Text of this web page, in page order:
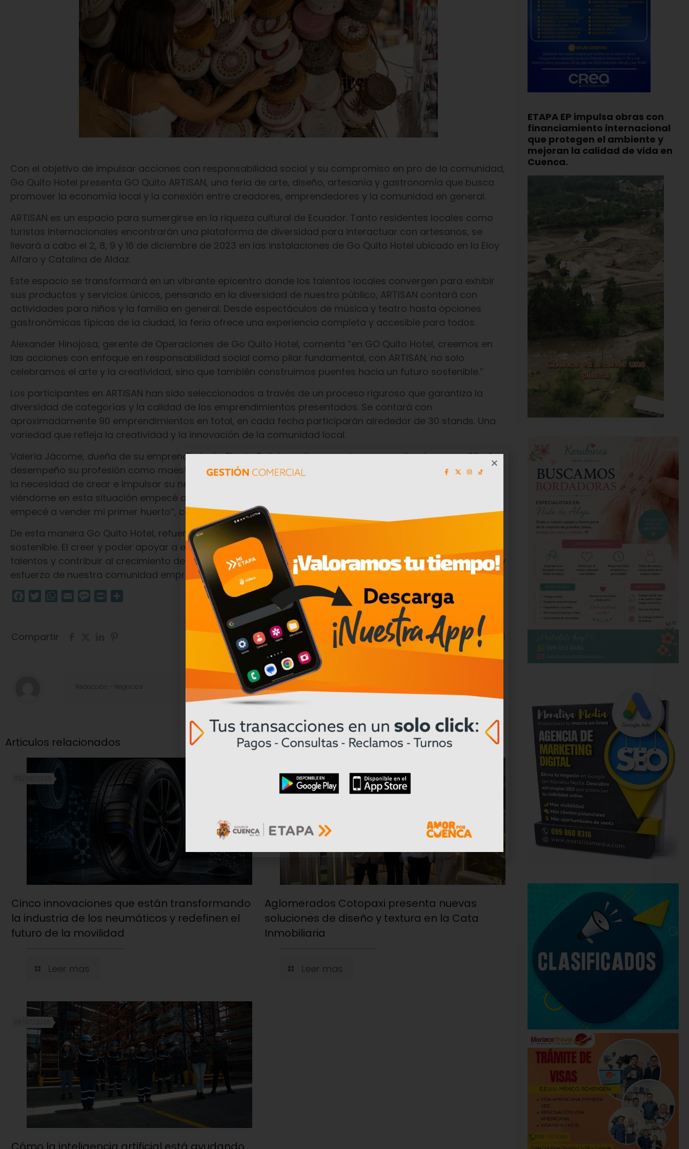
Con el objetivo de impulsar acciones con responsabilidad social y su compromiso en pro de la comunidad,
Go Quito Hotel presenta GO Quito ARTISAN, una feria de arte, diseño, artesanía y gastronomía que busca
promover la economía local y la conexión entre creadores, emprendedores y la comunidad en general.
ARTISAN es un espacio para sumergirse en la riqueza cultural de Ecuador. Tanto residentes locales como
turistas internacionales encontrarán una plataforma de diversidad para interactuar con artesanos, se
llevará a cabo el 2, 8, 9 y 16 de diciembre de 2023 en las instalaciones de Go Quito Hotel ubicado en la Eloy
Alfaro y Catalina de Aldaz.
Este espacio se transformará en un vibrante epicentro donde los talentos locales convergen para exhibir
sus productos y servicios únicos, pensando en la diversidad de nuestro público, ARTISAN contará con
actividades para niños y la familia en general. Desde espectáculos de música y teatro hasta opciones
gastronómicas típicas de la ciudad, la feria ofrece una experiencia completa y accesible para todos.
Alexander Hinojosa, gerente de Operaciones de Go Quito Hotel, comenta “en GO Quito Hotel, creemos en
las acciones con enfoque en responsabilidad social como pilar fundamental, con ARTISAN, no solo
celebramos el arte y la creatividad, sino que también construimos puentes hacia un futuro sostenible.”
Los participantes en ARTISAN han sido seleccionados a través de un proceso riguroso que garantiza la
diversidad de categorías y la calidad de los emprendimientos presentados. Se contará con
aproximadamente 90 emprendimientos en total, en cada fecha participarán alrededor de 30 stands. Una
variedad que refleja la creatividad y la innovación de la comunidad local.
Valeria Jácome, dueña de su emprendimiento Planta Pallets realiza macetas personalizadas, y por 30 años
desempeño su profesión como maestra, a raíz de la pandemia y por una complicación de salud, se vio en
la necesidad de crear e impulsar su negocio, “de repente me quede sin trabajo y tengo hiperacusia,
viéndome en esta situación empecé a buscar formas de solventar mis gastos y desde abril de 2020
empecé a vender mi primer huerto”, comentó.
De esta manera Go Quito Hotel, refuerza su compromiso genuino con la comunidad y la cultura local
sostenible. El creer y poder apoyar a emprendedores locales es una oportunidad única para descubrir sus
talentos y contribuir al crecimiento de sus negocios. Es un acto de respaldo y aprecio hacia la creatividad y
esfuerzo de nuestra comunidad emprendedora.
Facebook
TwitterWhatsApp
Email Message
Print
Compartir 1
Redacciòn - Negocios
Articulos relacionados
Cinco innovaciones que están transformando
la industria de los neumáticos y redefinen el
futuro de la movilidad
Leer mas
28/07/2026
Aglomerados Cotopaxi presenta nuevas
soluciones de diseño y textura en la Cata
Inmobiliaria
Leer mas
ETAPA EP impulsa obras con
financiamiento internacional
que protegen el ambiente y
mejoran la calidad de vida en
Cuenca.